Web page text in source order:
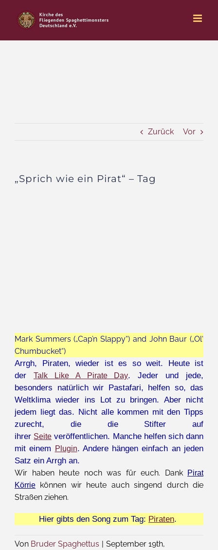
Inhalt
springen
Zurück Vor
„Sprich wie ein Pirat“ – Tag
Mark Summers („Cap’n Slappy“) and John Baur („Ol‘
Chumbucket“)
Arrgh, Piraten, wieder ist es so weit. Heute ist
der Talk Like A Pirate Day. Jeder und jede,
besonders natürlich wir Pastafari, helfen so, das
Weltklima wieder ins Lot zu bringen. Aber nicht
jedem liegt das. Nicht alle kommen mit den Tipps
zurecht, die die Stifter auf
ihrer Seite veröffentlichen. Manche helfen sich dann
mit einem
Plugin. Andere hängen einfach an jeden
Satz ein Arrgh an.
Wir haben heute noch was für euch. Dank
Pirat
Körrie können wir heute auch singend durch die
Straßen ziehen.
Hier gibts den Song zum Tag: Piraten.
Von Bruder Spaghettus | September 19th,